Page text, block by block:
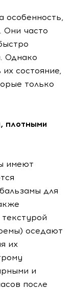
особенность,
Они часто
Однако
состояние,
только
плотными
имеют
для
оседают
их
и
после